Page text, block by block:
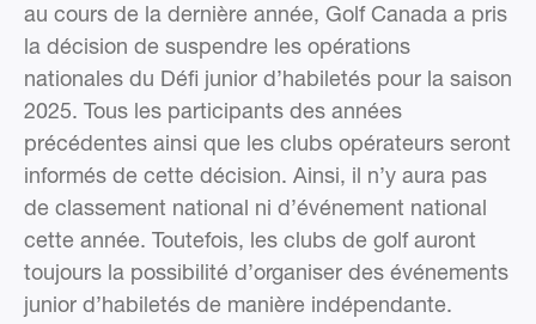
au cours de la dernière année, Golf Canada a pris
la décision de suspendre les opérations
nationales du Défi junior d’habiletés pour la saison
2025. Tous les participants des années
précédentes ainsi que les clubs opérateurs seront
informés de cette décision. Ainsi, il n’y aura pas
de classement national ni d’événement national
cette année. Toutefois, les clubs de golf auront
toujours la possibilité d’organiser des événements
junior d’habiletés de manière indépendante.